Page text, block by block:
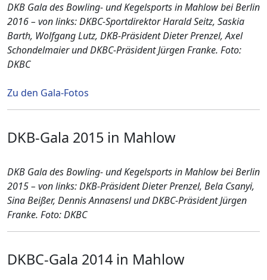
DKB Gala des Bowling- und Kegelsports in Mahlow bei Berlin
2016 – von links: DKBC-Sportdirektor Harald Seitz, Saskia
Barth, Wolfgang Lutz, DKB-Präsident Dieter Prenzel,Axel
Schondelmaier und DKBC-Präsident Jürgen Franke. Foto:
DKBC
Zu den Gala-Fotos
DKB-Gala 2015 in Mahlow
DKB Gala des Bowling- und Kegelsports in Mahlow bei Berlin
2015 – von links:DKB-Präsident Dieter Prenzel, Bela Csanyi,
Sina Beißer, Dennis Annasenslund DKBC-Präsident Jürgen
Franke. Foto: DKBC
DKBC-Gala 2014 in Mahlow